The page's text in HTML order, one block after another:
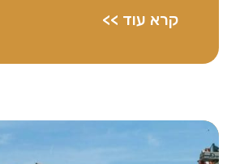
קרא עוד >>